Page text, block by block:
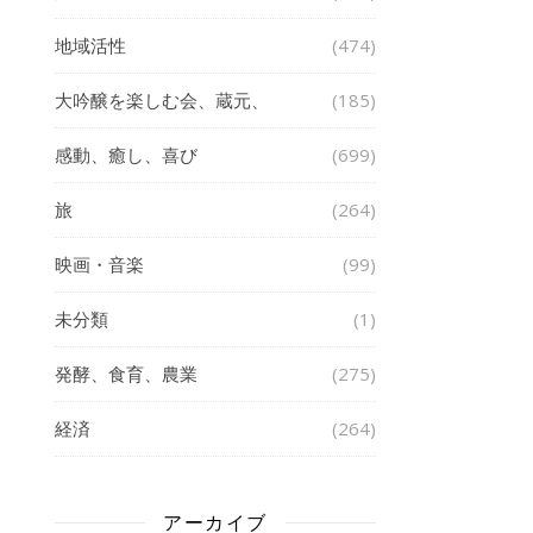
地域活性 (474)
大吟醸を楽しむ会、蔵元、 (185)
感動、癒し、喜び (699)
旅 (264)
映画・音楽 (99)
未分類 (1)
発酵、食育、農業 (275)
経済 (264)
アーカイブ